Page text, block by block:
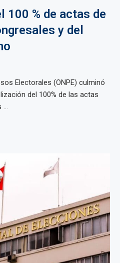
100 % de actas de
y del
Electorales (ONPE) culminó
del 100% de las actas